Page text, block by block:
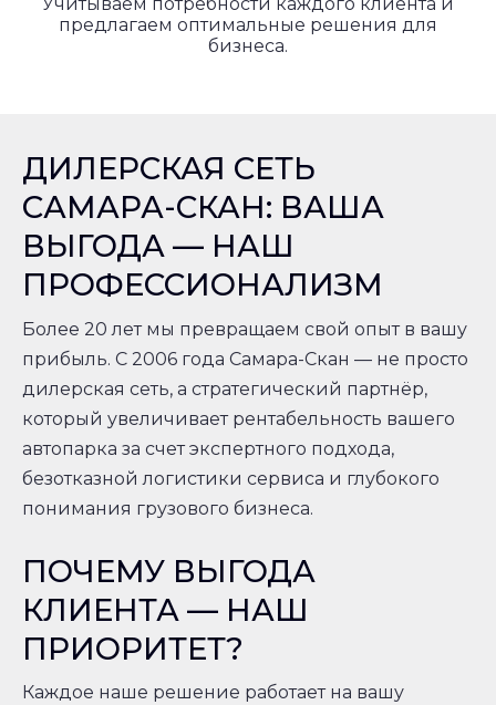
предлагаем оптимальные решения для
бизнеса.
ДИЛЕРСКАЯ СЕТЬ
САМАРА-СКАН: ВАША
ВЫГОДА — НАШ
ПРОФЕССИОНАЛИЗМ
Более 20 лет мы превращаем свой опыт в вашу
прибыль. С 2006 года Самара-Скан — не просто
дилерская сеть, а стратегический партнёр,
который увеличивает рентабельность вашего
автопарка за счет экспертного подхода,
безотказной логистики сервиса и глубокого
понимания грузового бизнеса.
ПОЧЕМУ ВЫГОДА
КЛИЕНТА — НАШ
ПРИОРИТЕТ?
Каждое наше решение работает на вашу